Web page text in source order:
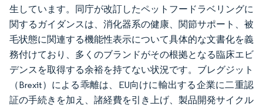
生しています。同庁が改訂したペットフードラベリングに
関するガイダンスは、消化器系の健康、関節サポート、被
毛状態に関連する機能性表示について具体的な文書化を義
務付けており、多くのブランドがその根拠となる臨床エビ
デンスを取得する余裕を持てない状況です。ブレグジット
（Brexit）による乖離は、EU向けに輸出する企業に二重認
証の手続きを加え、諸経費を引き上げ、製品開発サイクル